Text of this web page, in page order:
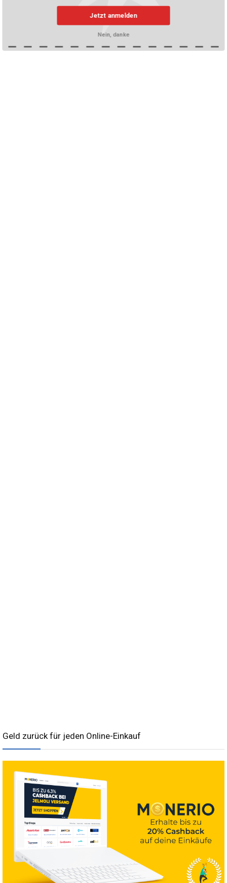
Geld zurück für jeden Online-Einkauf
Jetzt anmelden
Nein, danke